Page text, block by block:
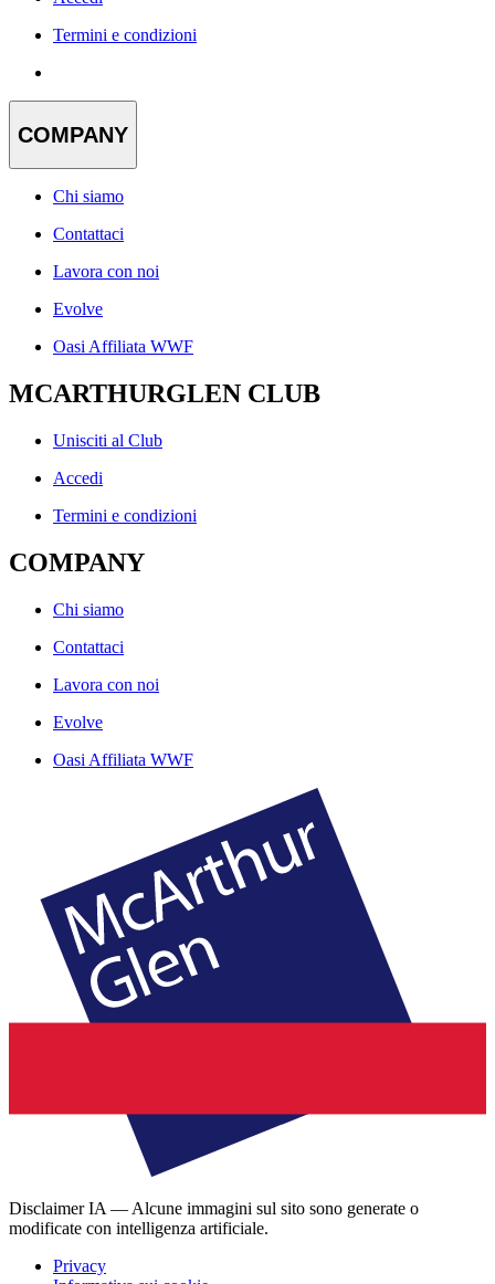
Termini e condizioni
COMPANY
Chi siamo
Contattaci
Lavora con noi
Evolve
Oasi Affiliata WWF
MCARTHURGLEN CLUB
Unisciti al Club
Accedi
Termini e condizioni
COMPANY
Chi siamo
Contattaci
Lavora con noi
Evolve
Oasi Affiliata WWF
Disclaimer IA — Alcune immagini sul sito sono generate o
modificate con intelligenza artificiale.
Privacy